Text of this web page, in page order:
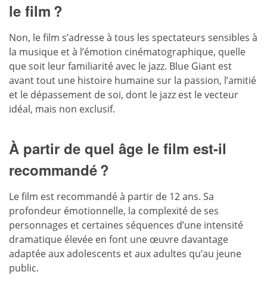
le film ?
Non, le film s’adresse à tous les spectateurs sensibles à
la musique et à l’émotion cinématographique, quelle
que soit leur familiarité avec le jazz. Blue Giant est
avant tout une histoire humaine sur la passion, l’amitié
et le dépassement de soi, dont le jazz est le vecteur
idéal, mais non exclusif.
À partir de quel âge le film est-il
recommandé ?
Le film est recommandé à partir de 12 ans. Sa
profondeur émotionnelle, la complexité de ses
personnages et certaines séquences d’une intensité
dramatique élevée en font une œuvre davantage
adaptée aux adolescents et aux adultes qu’au jeune
public.